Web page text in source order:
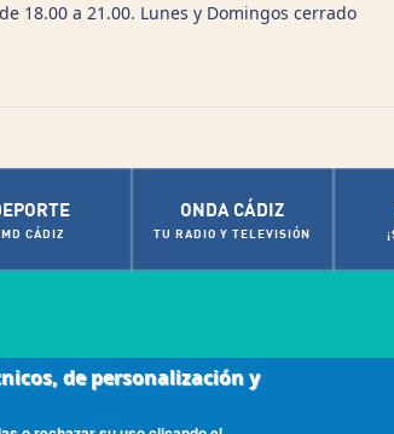
18.00 a 21.00. Lunes y Domingos cerrado
CÁDIZ
ONDA CÁDIZ
TU RADIO Y TELEVISIÓN
de personalización y